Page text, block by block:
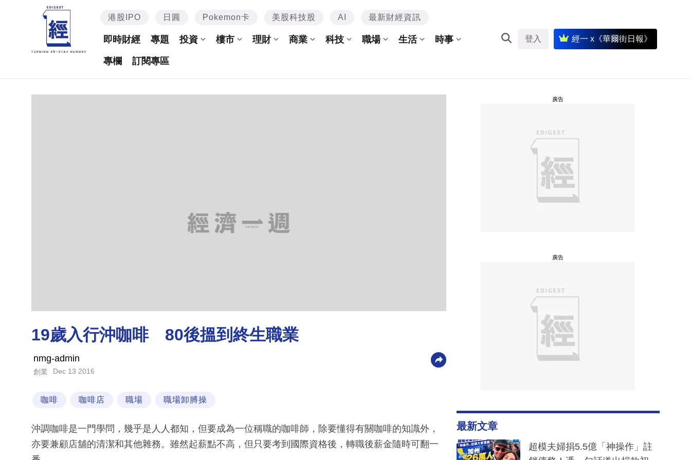
港股IPO 日圓 Pokemon卡 美股科技股 AI 最新財經資訊
即時財經 專題 投資 樓市 理財 商業 科技 職場 生活 時事
專欄 訂閱專區
登入 經一 x《華爾街日報》
19歲入行沖咖啡 80後搵到終生職業
nmg-admin
創業 Dec 13 2016
咖啡 咖啡店 職場 職場卸膊操
沖調咖啡是一門學問，幾乎是人人都知，但要成為一位稱職的咖啡師，除要懂得有關咖啡的知識外，
亦要兼顧店舖的清潔和其他雜務。雖然起薪點不高，但只要考到國際資格後，轉職後薪金隨時可翻一
廣告
廣告
最新文章
超模夫婦捐5.5億「神操作」註